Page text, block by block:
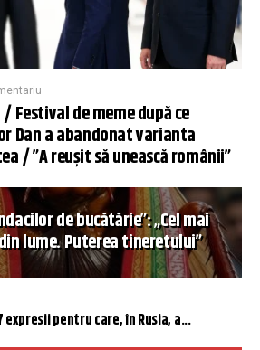
/ Festival de meme după ce
Dan a abandonat varianta
/ ”A reușit să unească românii”
de bucătărie”: „Cel mai
lume. Puterea tineretului”
expresii pentru care, în Rusia, a...